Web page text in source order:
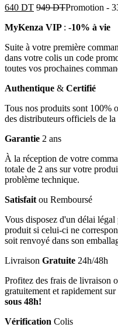
640 DT 949DTPromotion -
MyKenza VIP : -10% à vie
Suite à votre première
dans votre colis un code
toutes vos prochaines
Authentique & Certifié
Tous nos produits sont 100%
des distributeurs officiels de la
Garantie 2 ans
À la réception de votre
totale de 2 ans sur votre
problème technique.
Satisfait ou Remboursé
Vous disposez d'un délai
produit si celui-ci ne
soit renvoyé dans son
Livraison Gratuite 24h/48h
Profitez des frais de livraison
gratuitement et rapidement
sous 48h!
Vérification Colis